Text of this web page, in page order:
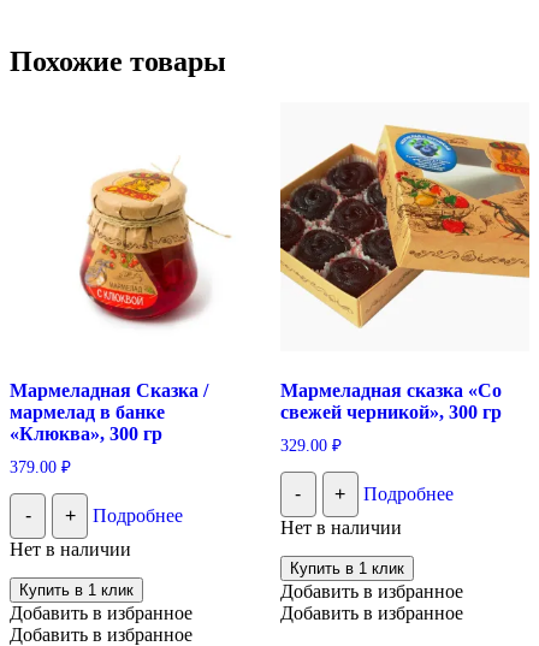
Похожие товары
Мармеладная Сказка /
мармелад в банке
«Клюква», 300 гр
379.00 ₽
- +
Подробнее
Нет в наличии
Купить в 1 клик
Добавить в избранное
Добавить в избранное
Мармеладная сказка «Со
свежей черникой», 300 гр
329.00 ₽
- +
Подробнее
Нет в наличии
Купить в 1 клик
Добавить в избранное
Добавить в избранное